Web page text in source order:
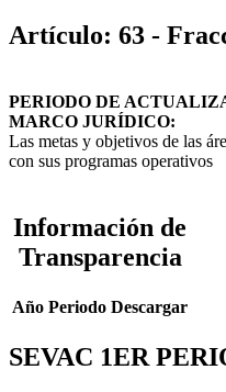
Artículo: 63 -
PERIODO DE
MARCO JURÍDICO:
Las metas y objetivos de las
con sus programas operativos
Información de
Transparencia
Año Periodo Descargar
SEVAC 1ER